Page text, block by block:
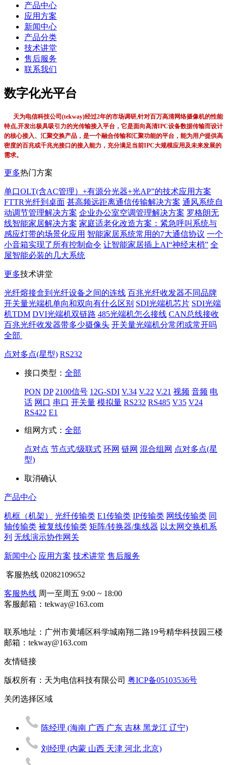
产品中心
应用方案
新闻中心
产品分类
技术讲堂
售后服务
联系我们
数字化光平台
天为电信科技公司(tekway)经过2年的市场调研,针对百万高清网络摄像机的性能
特点,开发出极具吸引力的光传输接入平台，它是面向高清IPC设备数据传输而设计
的核心接入、汇聚交换产品，是一个融合传输和汇聚功能的平台，能为用户提供高
密度的百兆或千兆光接口的接入能力，充分满足当前IPC大规模应用及未来发展的
需求。
更多热门方案
单口OLT(含AC管理）+有源分光器+光AP”的技术应用方案
FTTR光纤到桌面 甚高频远距离通信传输解决方案 通风系统自
动调节管理解决方案 企业办公室空调管理解决方案 罗格朗无
线智能家居解决方案 家庭适老化改造方案：紧急呼叫系统与
感应灯带的场景化应用 智能家居系统常用的7大通信协议 一个
小音箱实现了所有控制命令 让智能家居插上AI“神经末梢” 全
屋智能必装的几大系统
更多技术讲堂
光纤熔接盒到光纤设备之间的连线 百兆光纤收发器不同品牌
开关量光端机单向和双向有什么区别 SDI光端机芯片 SDI光端
机TDM DVI光端机双链路 485光端机怎么接线 CAN总线接收
百兆光纤收发器带多少摄像头 开关量光端机分常闭或常开吗
全部
点对多点(星型) RS232
接口类型： 全部
PON DP 2100信号 12G-SDI V.34 V.22 V.21 视频 音频 电
话 网口 串口 开关量 模拟量 RS232 RS485 V35 V24
RS422 E1
组网方式： 全部
点对点 节点式/级联式 环网 链网 混合组网 点对多点(星
型)
取消确认
产品中心
机框（机架） 光纤传输类 E1传输类 IP传输类 网线传输类 同
轴传输类 被复线传输类 矩阵/转换器/集线器 以太网交换机系
列 无线演示协作网关
新闻中心 应用方案 技术讲堂 售后服务
客服热线 02082109652
客服热线 周一至周五 9:00 ~ 18:00
客服邮箱：tekway@163.com
联系地址： 广州市黄埔区科学城南翔二路19号精华科技园三楼
邮箱：tekway@163.com
友情链接
版权所有：天为电信科技有限公司 粤ICP备05103536号
关闭选择区域
陈经理 (海南 广西 广东 吉林 黑龙江 辽宁)
刘经理 (内蒙 山西 天津 河北 北京)